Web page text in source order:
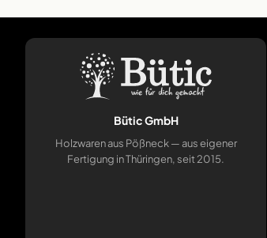
Bütic GmbH
Holzwaren aus Pößneck — aus eigener
Fertigung in Thüringen, seit 2015.